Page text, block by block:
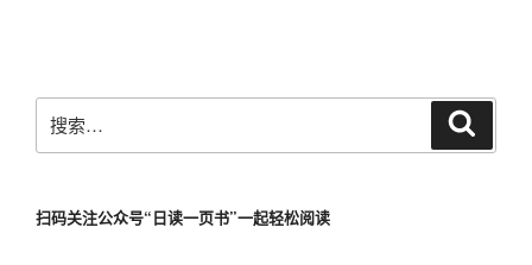
搜
索：
扫码关注公众号“日读一页书”一起轻松阅读